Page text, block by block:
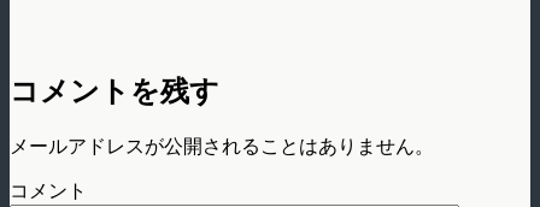
コメントを残す
メールアドレスが公開されることはありません。
コメント